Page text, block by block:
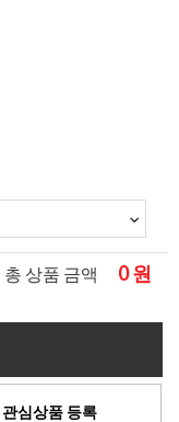
총 상품 금액 0원
관심상품 등록